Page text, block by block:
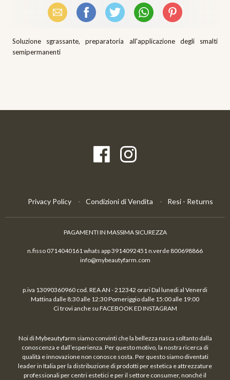
Email FacebookX (Twitter)WhatsAppPinterest
Soluzione sgrassante, preparatoria all'applicazione degli smalti
semipermanenti
Privacy Policy Condizioni di Vendita Resi - Returns
PAGAMENTI IN MASSIMA SICUREZZA
n.fisso 0714040161 whats app 3914092451 n.verde 800698866
info@mybeautyfarm.com
p.iva 13090360960 cod. REA AN - 212342 orari Dal lunedi al Venerdi
Mattina dalle 8:30 alle 12:30 Pomeriggio dalle 15:00 alle 19:00
Ci trovi anche su FACEBOOK ED INSTAGRAM
Noi di Mybeautyfarm siamo convinti che la bellezza nasca soltanto dalla
conoscenza e dall’esperienza. Per questo motivo, la nostra ricerca di
qualità e innovazione non conosce sosta. Per questo siamo diventati
leader in Italia per la distribuzione di prodotti per estetica e attrezzature
professionali per centri estetici e per il settore consumer, nonché il